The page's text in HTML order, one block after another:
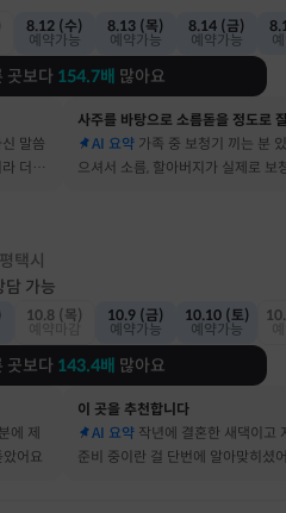
8.12 (수)
예약가능
8.13 (목)
예약가능
8.14 (금)
예약가능
곳보다 154.7배 많아요
말씀
더 신
AI 요약 가족 중 보청기 끼는 분
으셔서 소름, 할아버지가 실제로 보
택시
담 가능
10.8 (목)
10.9 (금)
예약가능
10.10 (토)
예약가능
곳보다 143.4배 많아요
에 제
어요
이 곳을 추천합니다
AI 요약 작년에 결혼한 새댁이고
준비 중이란 걸 단번에 알아맞히셨